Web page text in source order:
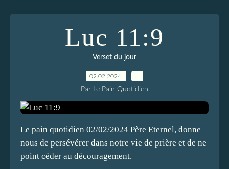
Luc 11:9
Verset du jour
02.02.2024
Par Le Pain Quotidien
Le pain quotidien 02/02/2024 Père Eternel, donne
nous de persévérer dans notre vie de prière et de ne
point céder au découragement.